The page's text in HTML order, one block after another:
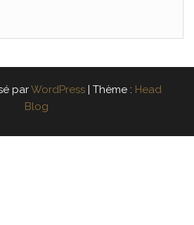
parWordPress | Thème : Head
Blog